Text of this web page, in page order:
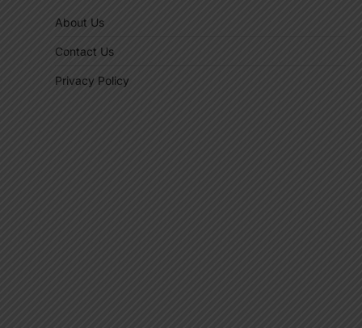
About Us
Contact Us
Privacy Policy